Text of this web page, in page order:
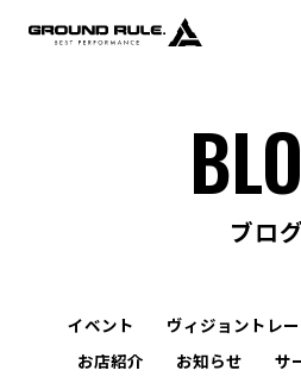
ブログ
イベント ヴィジョントレ
お店紹介
お知らせ サ